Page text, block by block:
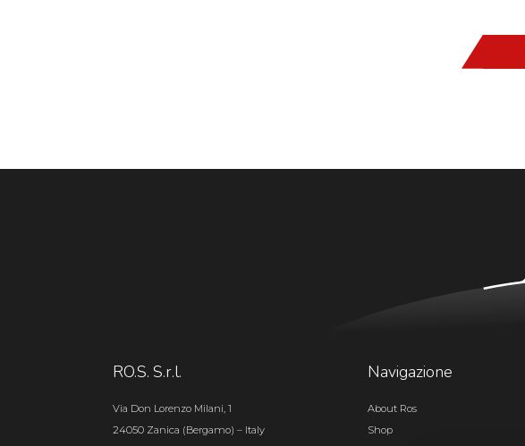
RO.S. S.r.l.
Via Don Lorenzo Milani, 1
24050 Zanica (Bergamo) – Italy
Navigazione
About Ros
Shop